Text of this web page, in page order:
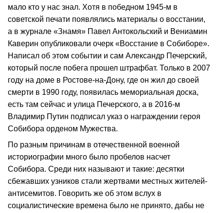
мало кто у нас знал. Хотя в победном 1945-м в
советской печати появлялись материалы о восстании,
а в журнале «Знамя» Павел Антокольский и Вениамин
Каверин опубликовали очерк «Восстание в Собиборе».
Написал об этом событии и сам Александр Печерский,
который после побега прошел штрафбат. Только в 2007
году на доме в Ростове-на-Дону, где он жил до своей
смерти в 1990 году, появилась мемориальная доска,
есть там сейчас и улица Печерского, а в 2016-м
Владимир Путин подписал указ о награждении героя
Собибора орденом Мужества.
По разным причинам в отечественной военной
историографии много было пробелов насчет
Собибора. Среди них называют и такие: десятки
сбежавших узников стали жертвами местных жителей-
антисемитов. Говорить же об этом вслух в
социалистические времена было не принято, дабы не